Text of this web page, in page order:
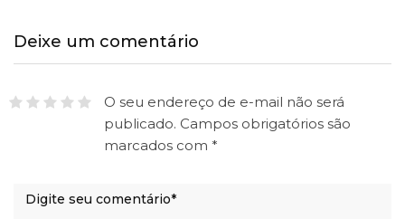
Deixe um comentário
O seu endereço de e-mail não será
publicado. Campos obrigatórios são
marcados com *